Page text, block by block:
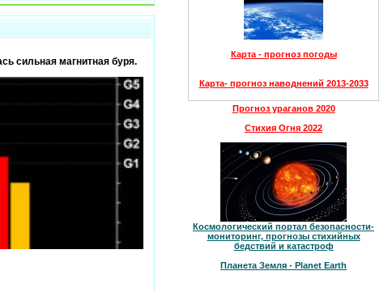
сильная магнитная буря.
Карта - прогноз погоды
Карта- прогноз наводнений 2013-2033
Прогноз ураганов 2020
Стихия Огня 2022
Космологический портал безопасности-
мониторинг, прогнозы стихийных
бедствий и катастроф
Планета Земля - Planet Earth